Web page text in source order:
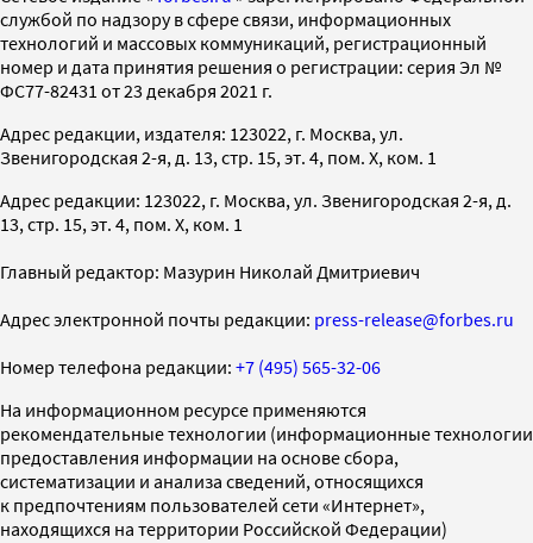
службой по надзору в сфере связи, информационных
технологий и массовых коммуникаций, регистрационный
номер и дата принятия решения о регистрации: серия Эл №
ФС77-82431 от 23 декабря 2021 г.
Адрес редакции, издателя: 123022, г. Москва, ул.
Звенигородская 2-я, д. 13, стр. 15, эт. 4, пом. X, ком. 1
Адрес редакции: 123022, г. Москва, ул. Звенигородская 2-я, д.
13, стр. 15, эт. 4, пом. X, ком. 1
Главный редактор: Мазурин Николай Дмитриевич
Адрес электронной почты редакции: press-release@forbes.ru
Номер телефона редакции: +7 (495) 565-32-06
На информационном ресурсе применяются
рекомендательные технологии (информационные технологии
предоставления информации на основе сбора,
систематизации и анализа сведений, относящихся
к предпочтениям пользователей сети «Интернет»,
находящихся на территории Российской Федерации)